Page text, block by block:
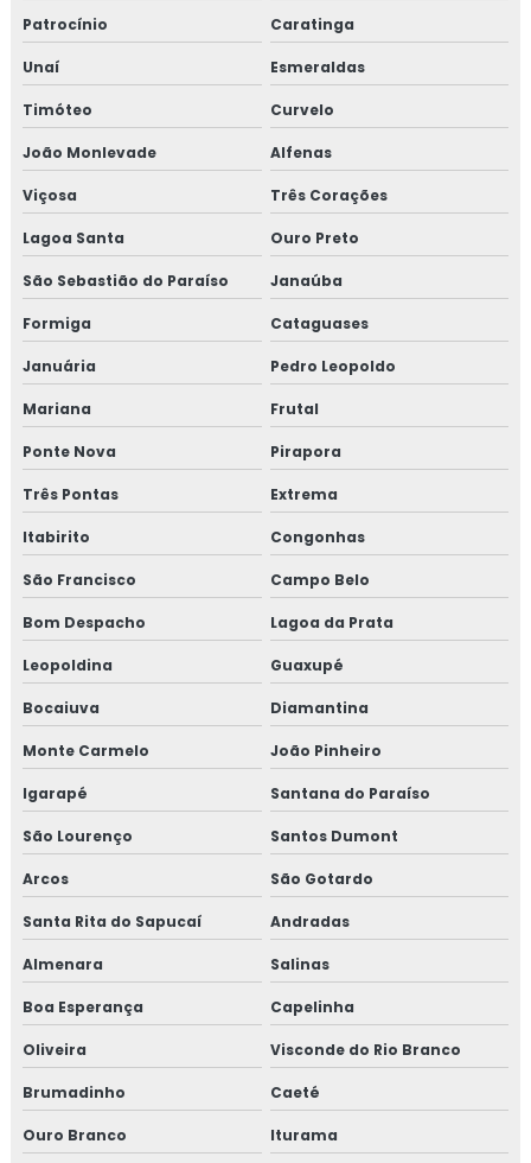
Isolamento térmico para refinaria
Isolamento térmico para refinaria de petróleo
Isolamento térmico para reservatórios
Isolamento térmico para steel frame
Isolamento térmico para tanques
Isolamento térmico para tubulação
Isolamento térmico para tubulação de água gelada
Isolamento térmico para tubulação de água gelada rj
Isolamento térmico para tubulação de água quente
Isolamento térmico para tubulação de cobre
Isolamento térmico para tubulação de vapor
Isolamento térmico poliuretano
Isolamento térmico poliuretano injetado
Isolamento térmico poliuretano injetado preço
Isolamento térmico preço
Isolamento térmico tubo de água quente
Isolamento térmico tubulação industrial
Janela de inspeção termográfica
Jaquetas para turbina
Jaquetas térmica para turbina
Jaquetas térmicas isolantes
Patrocínio Caratinga
Unaí Esmeraldas
Timóteo Curvelo
João Monlevade Alfenas
Viçosa Três Corações
Lagoa Santa Ouro Preto
São Sebastião do Paraíso Janaúba
Formiga Cataguases
Januária Pedro Leopoldo
Mariana Frutal
Ponte Nova Pirapora
Três Pontas Extrema
Itabirito Congonhas
São Francisco Campo Belo
Bom Despacho Lagoa da Prata
Leopoldina Guaxupé
Bocaiuva Diamantina
Monte Carmelo João Pinheiro
Igarapé Santana do Paraíso
São Lourenço Santos Dumont
Arcos São Gotardo
Santa Rita do Sapucaí Andradas
Almenara Salinas
Boa Esperança Capelinha
Oliveira Visconde do Rio Branco
Brumadinho Caeté
Ouro Branco Iturama